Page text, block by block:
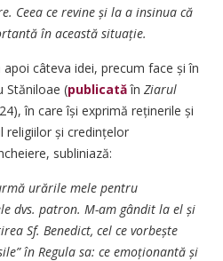
Ceea ce revine și la a insinua că
în această situație.
câteva idei, precum face și în
Stăniloae (publicatăîn Ziarul
în care își exprimă reținerile și
religiilor și credințelor
subliniază:
urările mele pentru
dvs. patron. M-am gândit la el și
Sf. Benedict, cel ce vorbește
în Regula sa: ce emoționantă și